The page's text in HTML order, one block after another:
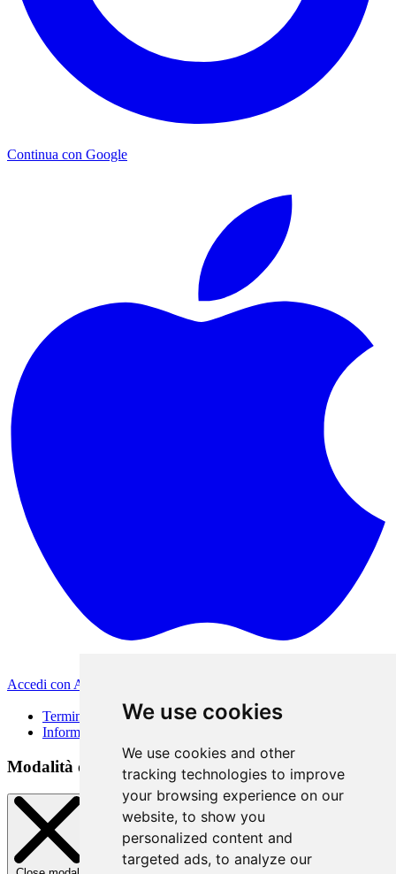
We use cookies
We use cookies and other
tracking technologies to improve
your browsing experience on our
website, to show you
personalized content and
targeted ads, to analyze our
Continua con Google
Accedi con Apple
Termini di Utilizzo
Informativa sulla privacy
Modalità di accesso